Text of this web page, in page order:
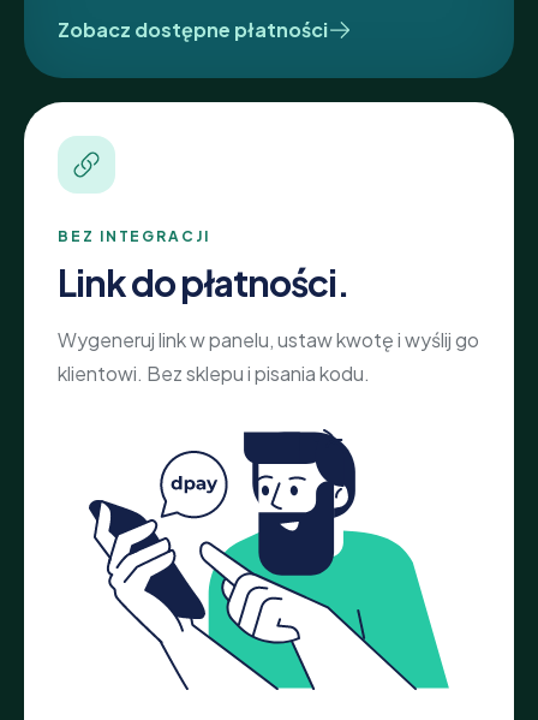
Zobacz dostępne płatności
BEZ INTEGRACJI
Link do płatności.
Wygeneruj link w panelu, ustaw kwotę i wyślij go
klientowi. Bez sklepu i pisania kodu.